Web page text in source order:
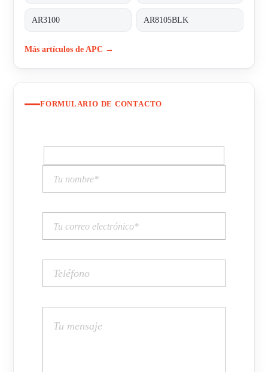
AR3100 AR8105BLK
Más artículos de APC →
FORMULARIO DE CONTACTO